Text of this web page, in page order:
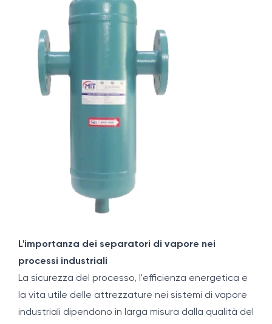
L'importanza dei separatori di vapore nei
processi industriali
La sicurezza del processo, l'efficienza energetica e
la vita utile delle attrezzature nei sistemi di vapore
industriali dipendono in larga misura dalla qualità del